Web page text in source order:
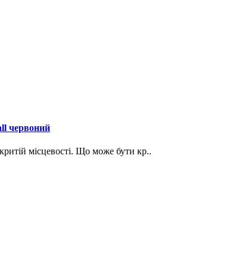
червоний
місцевості. Що може бути кр..